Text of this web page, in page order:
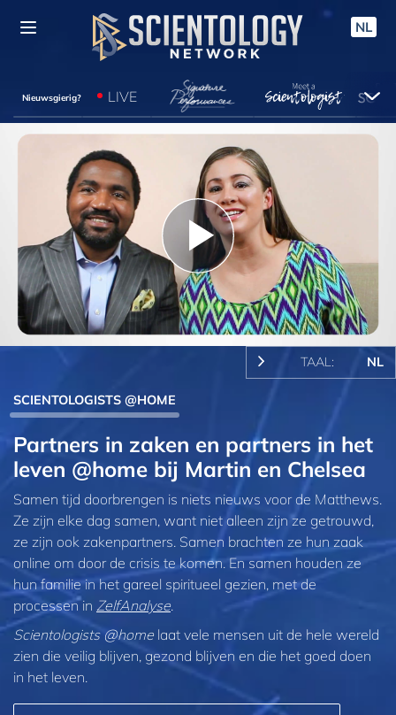
NL
Nieuwsgierig? LIVE
Play
Video
TAAL: NL
SCIENTOLOGISTS @HOME
Partners in zaken en partners in het
leven @home bij Martin en Chelsea
Samen tijd doorbrengen is niets nieuws voor de Matthews.
Ze zijn elke dag samen, want niet alleen zijn ze getrouwd,
ze zijn ook zakenpartners. Samen brachten ze hun zaak
online om door de crisis te komen. En samen houden ze
hun familie in het gareel spiritueel gezien, met de
processen in ZelfAnalyse
Scientologists @home laat vele mensen uit de hele wereld
zien die veilig blijven, gezond blijven en die het goed doen
in het leven.